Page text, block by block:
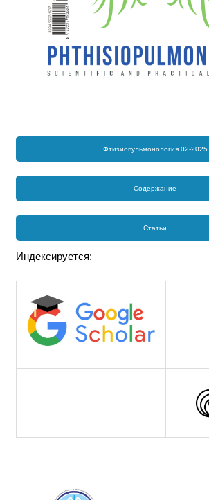
Фтизиопульмонология 02-2025
Содержание
Статьи
Индексируется: